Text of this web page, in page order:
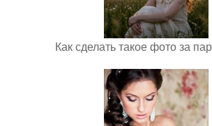
Как сделать такое фото за